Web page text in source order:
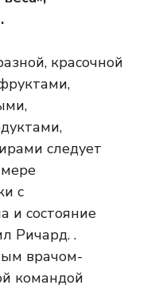
красочной
следует
с
и состояние
Ричард. .
врачом-
командой